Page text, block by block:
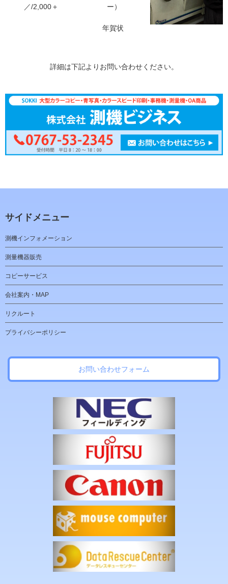
／/2,000＋
ー）
年賀状
詳細は下記よりお問い合わせください。
サイドメニュー
測機インフォメーション
測量機器販売
コピーサービス
会社案内・MAP
リクルート
プライバシーポリシー
お問い合わせフォーム